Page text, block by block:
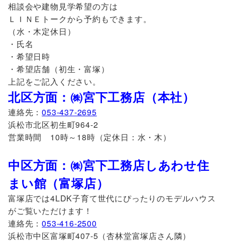
相談会や建物見学希望の方は
ＬＩＮＥトークから予約もできます。
（水・木定休日）
・氏名
・希望日時
・希望店舗（初生・富塚）
上記をご記入ください。
北区方面：㈱宮下工務店（本社）
連絡先：053-437-2695
浜松市北区初生町964-2
営業時間 10時～18時（定休日：水・木）
中区方面：㈱宮下工務店しあわせ住
まい館（富塚店）
富塚店では4LDK子育て世代にぴったりのモデルハウス
がご覧いただけます！
連絡先：053-416-2500
浜松市中区富塚町407-5（杏林堂富塚店さん隣）